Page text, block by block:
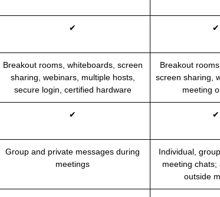
✔ ✔
Breakout rooms, whiteboards, screen
sharing, webinars, multiple hosts,
secure login, certified hardware
Breakout
screen sharing,
meeting
✔ ✔
Group and private messages during
meetings
Individual,
meeting chats;
outside